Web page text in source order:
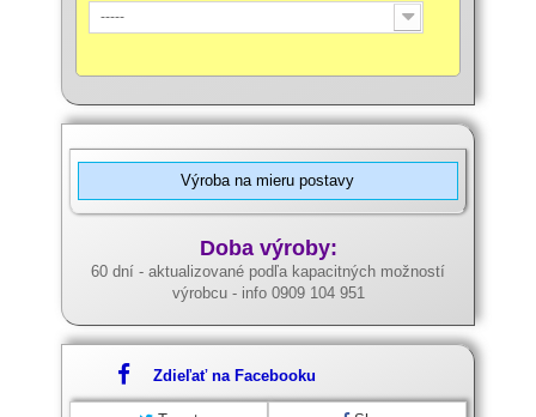
-----
Výroba na mieru postavy
Doba výroby:
60 dní - aktualizované podľa kapacitných možností
výrobcu - info 0909 104 951
Zdieľať na Facebooku